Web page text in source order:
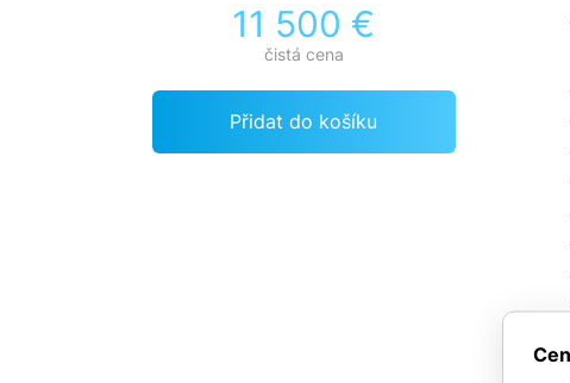
11 500 €
čistá cena
Přidat do košíku